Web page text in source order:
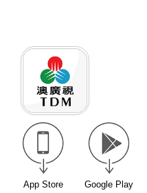
App Store Google Play